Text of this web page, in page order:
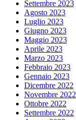
Settembre 2023
Agosto 2023
Luglio 2023
Giugno 2023
Maggio 2023
Aprile 2023
Marzo 2023
Febbraio 2023
Gennaio 2023
Dicembre 2022
Novembre 2022
Ottobre 2022
Settembre 2022